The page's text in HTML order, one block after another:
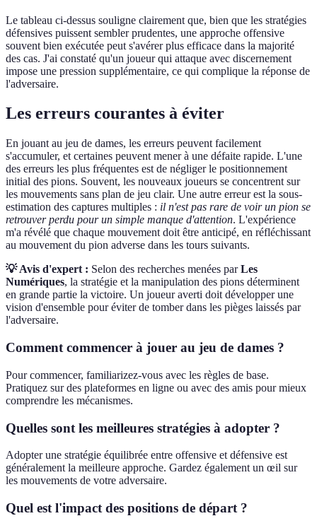
Le tableau ci-dessus souligne clairement que, bien que les stratégies
défensives puissent sembler prudentes, une approche offensive
souvent bien exécutée peut s'avérer plus efficace dans la majorité
des cas. J'ai constaté qu'un joueur qui attaque avec discernement
impose une pression supplémentaire, ce qui complique la réponse de
l'adversaire.
Les erreurs courantes à éviter
En jouant au jeu de dames, les erreurs peuvent facilement
s'accumuler, et certaines peuvent mener à une défaite rapide. L'une
des erreurs les plus fréquentes est de négliger le positionnement
initial des pions. Souvent, les nouveaux joueurs se concentrent sur
les mouvements sans plan de jeu clair. Une autre erreur est la sous-
estimation des captures multiples : il n'est pas rare de voir un pion se
retrouver perdu pour un simple manque d'attention. L'expérience
m'a révélé que chaque mouvement doit être anticipé, en réfléchissant
au mouvement du pion adverse dans les tours suivants.
💡 Avis d'expert : Selon des recherches menées parLes
Numériques, la stratégie et la manipulation des pions déterminent
en grande partie la victoire. Un joueur averti doit développer une
vision d'ensemble pour éviter de tomber dans les pièges laissés par
l'adversaire.
Comment commencer à jouer au jeu de dames ?
Pour commencer, familiarizez-vous avec les règles de base.
Pratiquez sur des plateformes en ligne ou avec des amis pour mieux
comprendre les mécanismes.
Quelles sont les meilleures stratégies à adopter ?
Adopter une stratégie équilibrée entre offensive et défensive est
généralement la meilleure approche. Gardez également un œil sur
les mouvements de votre adversaire.
Quel est l'impact des positions de départ ?